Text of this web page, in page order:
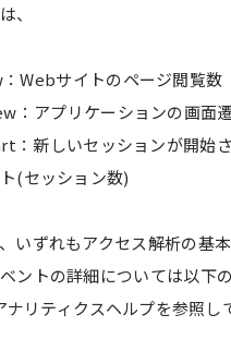
、
Webサイトのページ閲覧数
：アプリケーションの画面
：新しいセッションが開始
(セッション数)
いずれもアクセス解析の基本
ントの詳細については以下
リティクスヘルプを参照し